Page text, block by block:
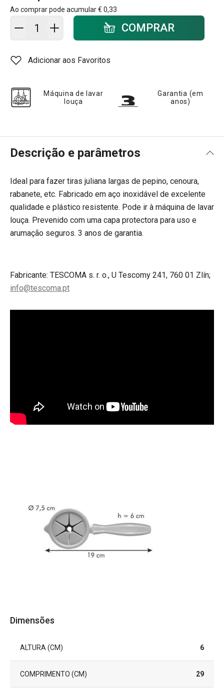
Ao comprar pode acumular€ 0,33
Adicionar ao carrinho - quantidadeCOMPRAR
Adicionar aos Favoritos
Máquina de lavar
louça
Garantia (em
anos)
Descrição e parâmetros
Ideal para fazer tiras juliana largas de pepino, cenoura,
rabanete, etc. Fabricado em aço inoxidável de excelente
qualidade e plástico resistente. Pode ir à máquina de lavar
louça. Prevenido com uma capa protectora para uso e
arumação seguros. 3 anos de garantia.
Fabricante: TESCOMA s. r. o., U Tescomy 241, 760 01 Zlín;
info@tescoma.pt
Dimensões
ALTURA (CM) 6
COMPRIMENTO (CM) 29